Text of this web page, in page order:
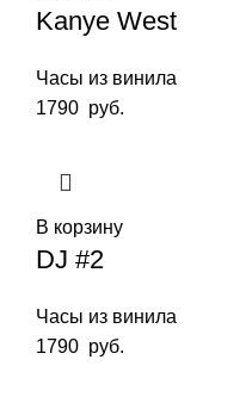
Kanye West
Часы из винила
1790 руб.
В корзину
DJ #2
Часы из винила
1790 руб.